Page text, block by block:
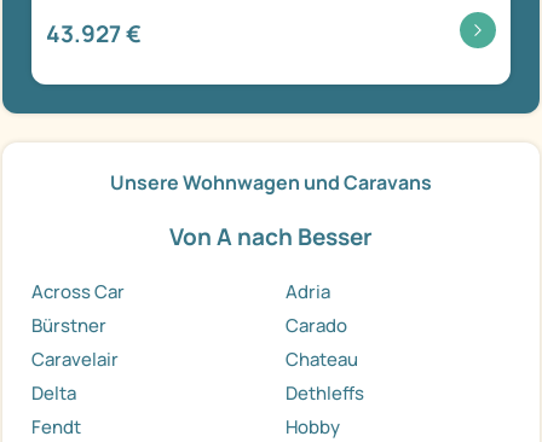
43.927 €
Unsere Wohnwagen und Caravans
Von A nach Besser
Across Car
Adria
Bürstner
Carado
Caravelair
Chateau
Delta
Dethleffs
Fendt
Hobby